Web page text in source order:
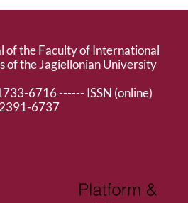
of the Faculty of International
of the Jagiellonian University
6716 ------ ISSN (online)
2391-6737